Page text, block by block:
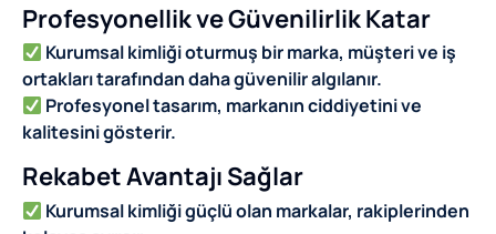
Profesyonellik ve Güvenilirlik Katar
Kurumsal kimliği oturmuş bir marka, müşteri ve iş
ortakları tarafından daha güvenilir algılanır.
Profesyonel tasarım, markanın ciddiyetini ve
kalitesini gösterir.
Rekabet Avantajı Sağlar
Kurumsal kimliği güçlü olan markalar, rakiplerinden